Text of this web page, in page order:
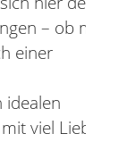
– ob mit
einer
idealen
viel Liebe